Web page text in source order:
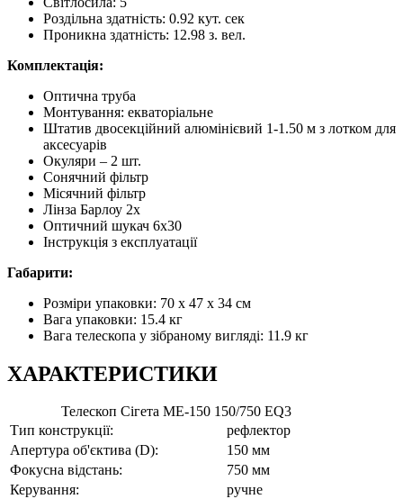
Роздільна здатність: 0.92 кут. сек
Проникна здатність: 12.98 з. вел.
Комплектація:
Оптична труба
Монтування: екваторіальне
Штатив двосекційний алюмінієвий 1-1.50 м з лотком для
аксесуарів
Окуляри – 2 шт.
Сонячний фільтр
Місячний фільтр
Лінза Барлоу 2x
Оптичний шукач 6x30
Інструкція з експлуатації
Габарити:
Розміри упаковки: 70 x 47 x 34 см
Вага упаковки: 15.4 кг
Вага телескопа у зібраному вигляді: 11.9 кг
ХАРАКТЕРИСТИКИ
Телескоп Сігета ME-150 150/750 EQ3
Тип конструкції:
рефлектор
Апертура об'єктива (D):
150 мм
Фокусна відстань:
750 мм
Керування:
ручне